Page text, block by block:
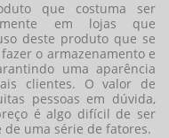
que costuma ser
em lojas que
deste produto que se
o armazenamento e
uma aparência
clientes. O valor de
pessoas em dúvida,
é algo difícil de ser
uma série de fatores.